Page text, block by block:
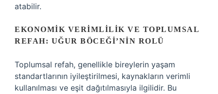
atabilir.
EKONOMIK VERIMLILIK VE TOPLUMSAL
REFAH: UĞUR BÖCEĞI’NIN ROLÜ
Toplumsal refah, genellikle bireylerin yaşam
standartlarının iyileştirilmesi, kaynakların verimli
kullanılması ve eşit dağıtılmasıyla ilgilidir. Bu